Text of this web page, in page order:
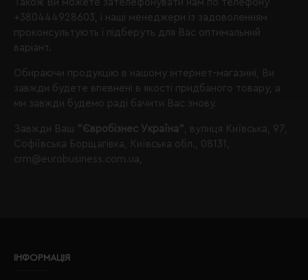
Також Ви можете зателефонувати нам по телефону
+380444928603 , і наші менеджери із задоволенням
проконсультують і підберуть для Вас оптимальний
варіант.
Обираючи продукцію в нашому інтернет-магазині, Ви
завжди будете впевнені в якості придбаного товару, а
ми завжди будемо раді бачити Вас знову.
Завжди Ваш "Євробізнес Україна"
, вулиця Київська, 97,
Софіївська Борщагівка, Київська обл., 08131,
crm@eurobusiness.com.ua,
ІНФОРМАЦІЯ